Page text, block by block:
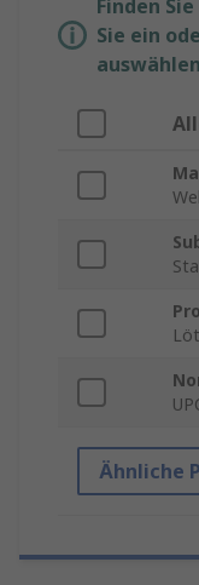
Finden
Sie ein
Ähnliche